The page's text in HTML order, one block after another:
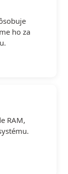
ho za
RAM,